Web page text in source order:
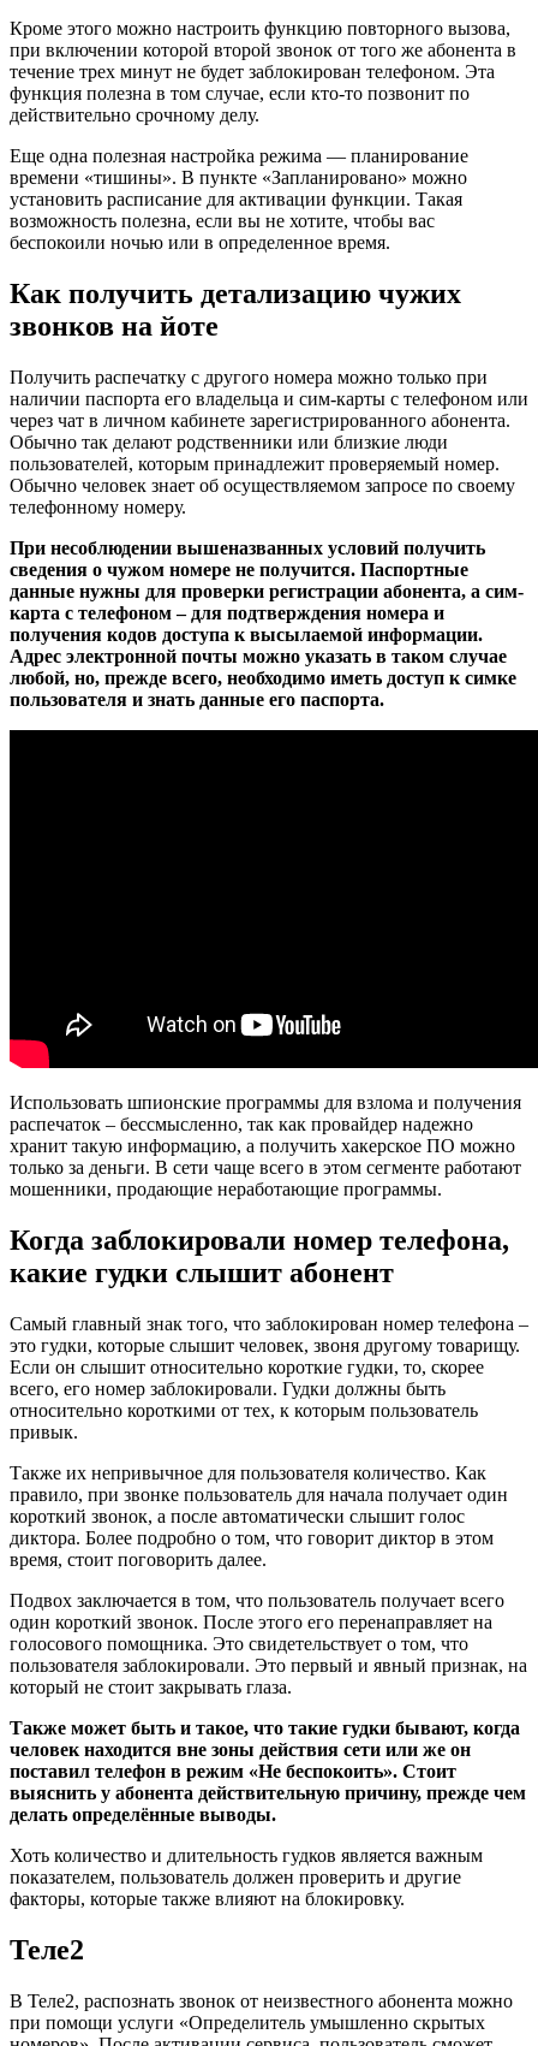
Кроме этого можно настроить функцию повторного вызова,
при включении которой второй звонок от того же абонента в
течение трех минут не будет заблокирован телефоном. Эта
функция полезна в том случае, если кто-то позвонит по
действительно срочному делу.
Еще одна полезная настройка режима — планирование
времени «тишины». В пункте «Запланировано» можно
установить расписание для активации функции. Такая
возможность полезна, если вы не хотите, чтобы вас
беспокоили ночью или в определенное время.
Как получить детализацию чужих
звонков на йоте
Получить распечатку с другого номера можно только при
наличии паспорта его владельца и сим-карты с телефоном или
через чат в личном кабинете зарегистрированного абонента.
Обычно так делают родственники или близкие люди
пользователей, которым принадлежит проверяемый номер.
Обычно человек знает об осуществляемом запросе по своему
телефонному номеру.
При несоблюдении вышеназванных условий получить
сведения о чужом номере не получится. Паспортные
данные нужны для проверки регистрации абонента, а сим-
карта с телефоном – для подтверждения номера и
получения кодов доступа к высылаемой информации.
Адрес электронной почты можно указать в таком случае
любой, но, прежде всего, необходимо иметь доступ к симке
пользователя и знать данные его паспорта.
Использовать шпионские программы для взлома и получения
распечаток – бессмысленно, так как провайдер надежно
хранит такую информацию, а получить хакерское ПО можно
только за деньги. В сети чаще всего в этом сегменте работают
мошенники, продающие неработающие программы.
Когда заблокировали номер телефона,
какие гудки слышит абонент
Самый главный знак того, что заблокирован номер телефона –
это гудки, которые слышит человек, звоня другому товарищу.
Если он слышит относительно короткие гудки, то, скорее
всего, его номер заблокировали. Гудки должны быть
относительно короткими от тех, к которым пользователь
привык.
Также их непривычное для пользователя количество. Как
правило, при звонке пользователь для начала получает один
короткий звонок, а после автоматически слышит голос
диктора. Более подробно о том, что говорит диктор в этом
время, стоит поговорить далее.
Подвох заключается в том, что пользователь получает всего
один короткий звонок. После этого его перенаправляет на
голосового помощника. Это свидетельствует о том, что
пользователя заблокировали. Это первый и явный признак, на
который не стоит закрывать глаза.
Также может быть и такое, что такие гудки бывают, когда
человек находится вне зоны действия сети или же он
поставил телефон в режим «Не беспокоить». Стоит
выяснить у абонента действительную причину, прежде чем
делать определённые выводы.
Хоть количество и длительность гудков является важным
показателем, пользователь должен проверить и другие
факторы, которые также влияют на блокировку.
Теле2
В Теле2, распознать звонок от неизвестного абонента можно
при помощи услуги «Определитель умышленно скрытых